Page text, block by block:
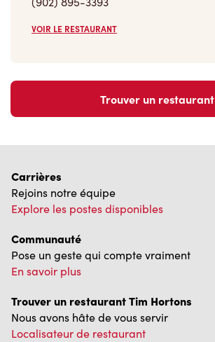
VOIR LE RESTAURANT
Trouver un restaurant
Carrières
Rejoins notre équipe
Explore les postes disponibles
Communauté
Pose un geste qui compte vraiment
En savoir plus
Trouver un restaurant Tim Hortons
Nous avons hâte de vous servir
Localisateur de restaurant